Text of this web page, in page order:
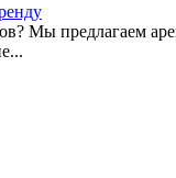
Мы предлагаем